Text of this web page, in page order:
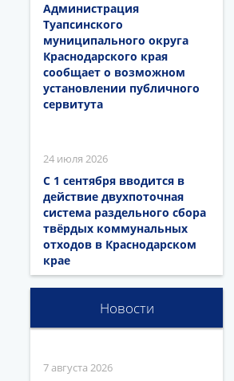
Администрация
Туапсинского
муниципального округа
Краснодарского края
сообщает о возможном
установлении публичного
сервитута
24 июля 2026
С 1 сентября вводится в
действие двухпоточная
система раздельного сбора
твёрдых коммунальных
отходов в Краснодарском
крае
Новости
7 августа 2026